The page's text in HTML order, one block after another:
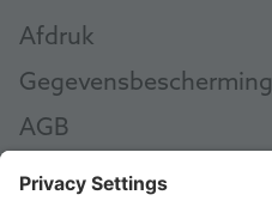
Afdruk
Gegevensbescherming
AGB
AEB